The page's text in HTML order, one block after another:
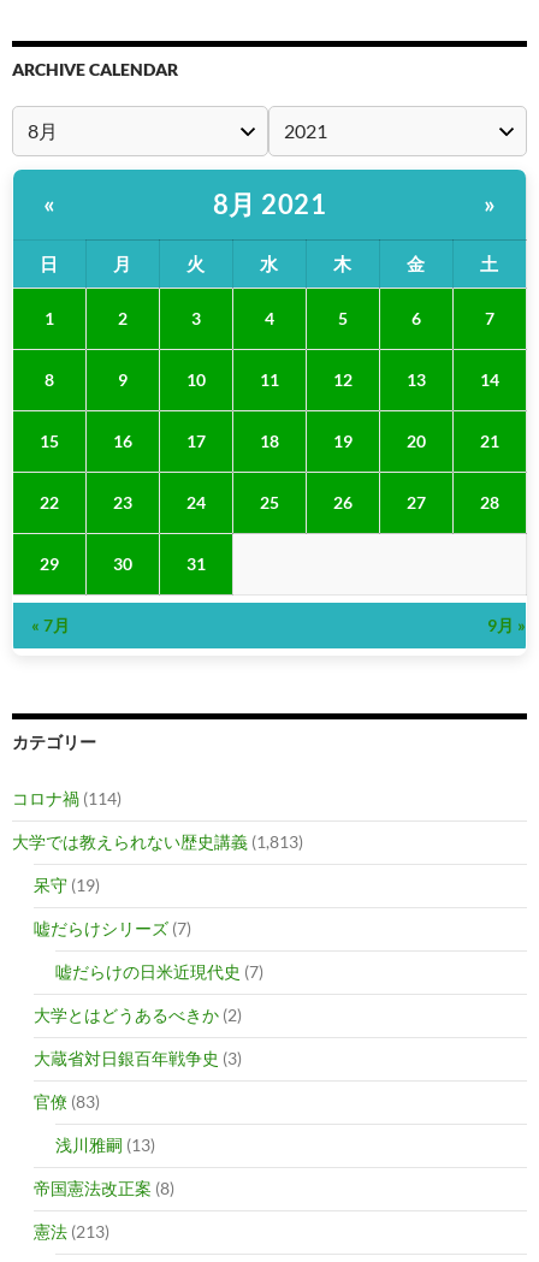
ARCHIVE CALENDAR
« 8月 2021 »
日 月 火 水 木 金 土
1 2 3 4 5 6 7
8 9 10 11 12 13 14
15 16 17 18 19 20 21
22 23 24 25 26 27 28
29 30 31
« 7月 9月 »
カテゴリー
コロナ禍 (114)
大学では教えられない歴史講義 (1,813)
呆守 (19)
嘘だらけシリーズ (7)
嘘だらけの日米近現代史 (7)
大学とはどうあるべきか (2)
大蔵省対日銀百年戦争史 (3)
官僚 (83)
浅川雅嗣 (13)
帝国憲法改正案 (8)
憲法 (213)